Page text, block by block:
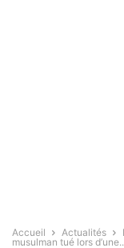
Accueil Actualités
musulman tué lors